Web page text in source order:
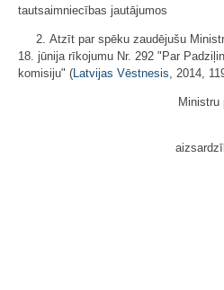
tautsaimniecības jautājumos
2. Atzīt par spēku zaudējušu
18. jūnija rīkojumu Nr. 292 "Par
komisiju" (Latvijas Vēstnesis, 2014,
Ministru